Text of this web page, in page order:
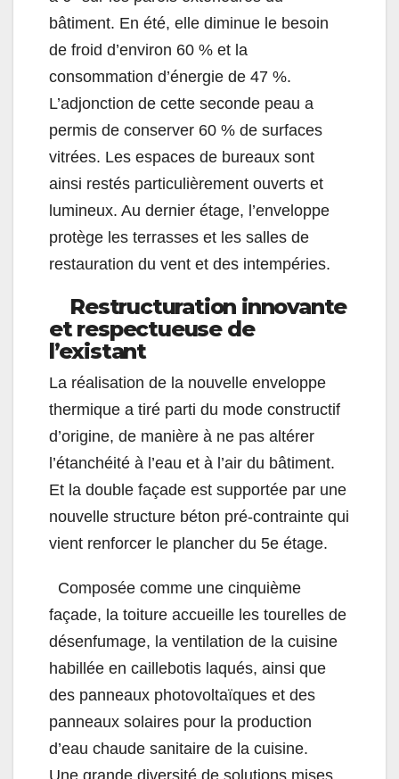
bâtiment. En été, elle diminue le besoin
de froid d’environ 60 % et la
consommation d’énergie de 47 %.
L’adjonction de cette seconde peau a
permis de conserver 60 % de surfaces
vitrées. Les espaces de bureaux sont
ainsi restés particulièrement ouverts et
lumineux. Au dernier étage, l’enveloppe
protège les terrasses et les salles de
restauration du vent et des intempéries.
Restructuration innovante
et respectueuse de
l’existant
La réalisation de la nouvelle enveloppe
thermique a tiré parti du mode constructif
d’origine, de manière à ne pas altérer
l’étanchéité à l’eau et à l’air du bâtiment.
Et la double façade est supportée par une
nouvelle structure béton pré-contrainte qui
vient renforcer le plancher du 5e étage.
Composée comme une cinquième
façade, la toiture accueille les tourelles de
désenfumage, la ventilation de la cuisine
habillée en caillebotis laqués, ainsi que
des panneaux photovoltaïques et des
panneaux solaires pour la production
d’eau chaude sanitaire de la cuisine.